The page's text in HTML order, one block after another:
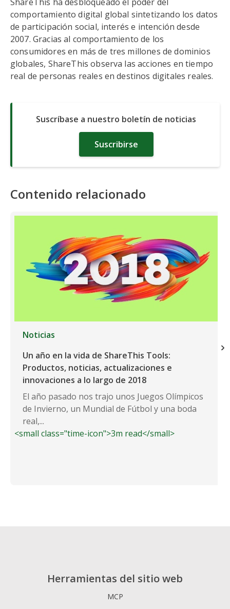
comportamiento digital global sintetizando los datos
de participación social, interés e intención desde
2007. Gracias al comportamiento de los
consumidores en más de tres millones de dominios
globales, ShareThis observa las acciones en tiempo
real de personas reales en destinos digitales reales.
Suscríbase a nuestro boletín de noticias
Suscribirse
Contenido relacionado
Noticias
Un año en la vida de ShareThis Tools:
Productos, noticias, actualizaciones e
innovaciones a lo largo de 2018
El año pasado nos trajo unos Juegos Olímpicos
de Invierno, un Mundial de Fútbol y una boda
real,...
<small class="time-icon">3m read</small>
Herramientas del sitio web
MCP